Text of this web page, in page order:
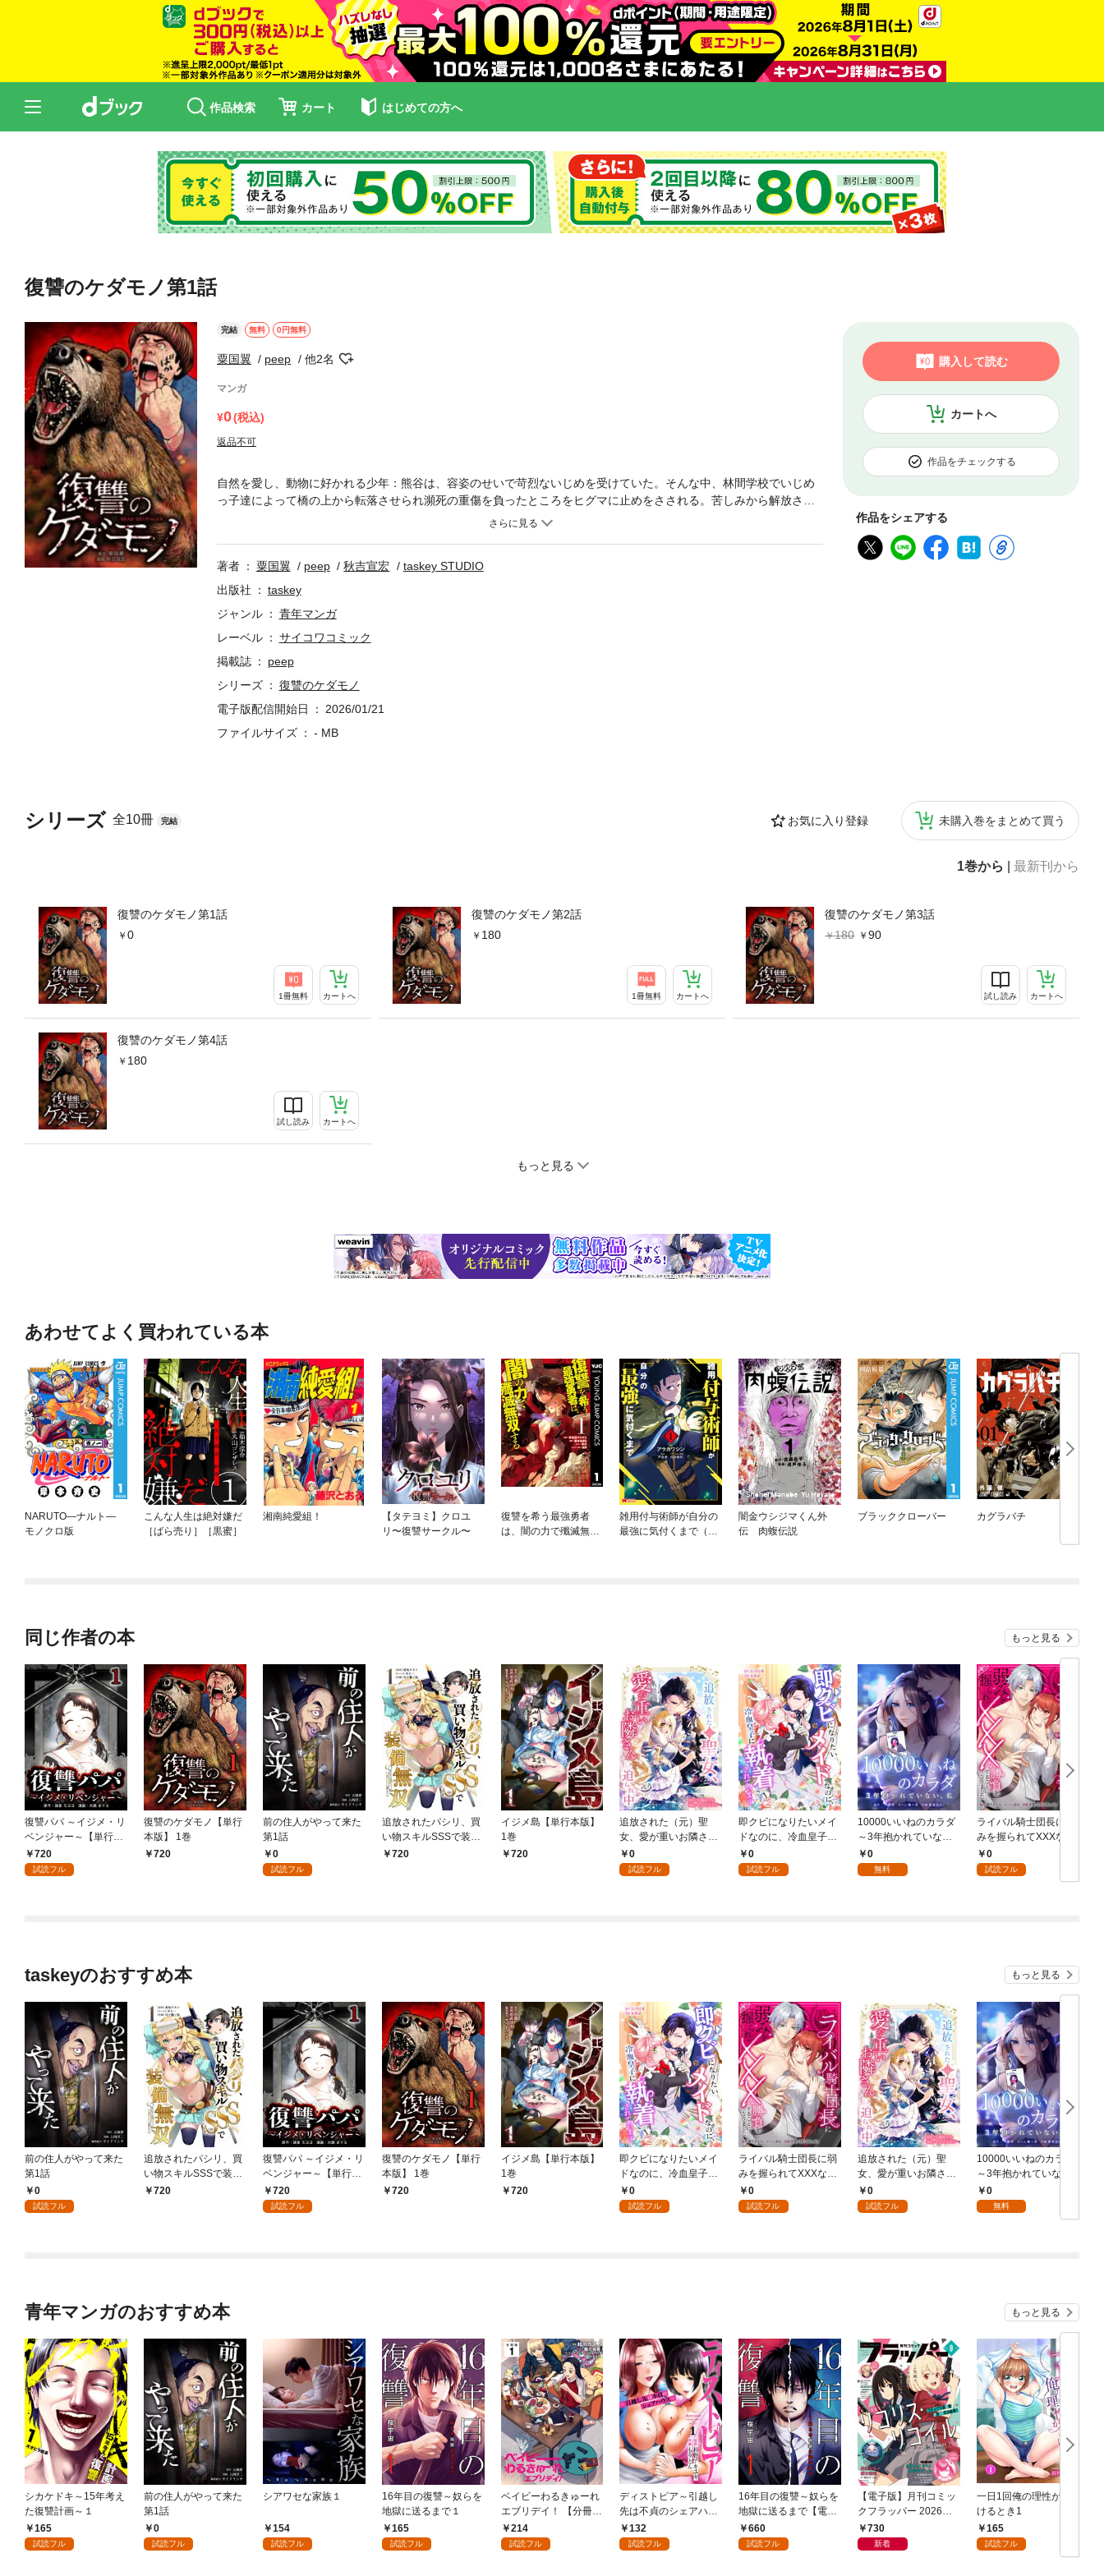
作品検索 カート はじめての方へ
復讐のケダモノ第1話
完結 無料 0円無料
粟国翼 peep 他2名
マンガ
0(税込)
返品不可
カートへ
購入して読む
作品をチェックする
作品をシェアする
シリーズ 全10冊 完結 お気に入り登録 未購入巻をまとめて買う
1巻から 最新刊から
復讐のケダモノ第1話
0
1冊無料 カートへ
復讐のケダモノ第2話
180
1冊無料 カートへ
復讐のケダモノ第3話
180
90
試し読み カートへ
復讐のケダモノ第4話
180
試し読み カートへ
もっと見る
自然を愛し、動物に好かれる少年：熊谷は、容姿のせいで苛烈ないじめを受けていた。そんな中、林間学校でいじめ
っ子達によって橋の上から転落させられ瀕死の重傷を負ったところをヒグマに止めをさされる。苦しみから解放され
た熊谷だったが、目覚めると自分を喰ったヒグマの仔に転生していた。熊として独り立ちした熊谷は、子熊と出会い
著者 粟国翼 peep 秋吉宣宏
taskey STUDIO
出版社
taskey
ジャンル
青年マンガ
レーベル
サイコワコミック
掲載誌
peep
シリーズ
復讐のケダモノ
電子版配信開始日
2026/01/21
ファイルサイズ
- MB
あわせてよく買われている本
NARUTO—ナルト—
モノクロ版
こんな人生は絶対嫌だ
［ばら売り］［黒蜜］
湘南純愛組！
【タテヨミ】クロユ
リ〜復讐サークル〜
復讐を希う最強勇者
は、闇の力で殲滅無双
雑用付与術師が自分の
最強に気付くまで（コ
闇金ウシジマくん外
伝 肉蝮伝説
ブラッククローバー カグラバチ
同じ作者の本 もっと見る
復讐パパ ～イジメ・リ
ベンジャー～【単行本
版】 1巻
720
試読フル
復讐のケダモノ【単行
本版】 1巻
720
前の住人がやって来た
第1話
0
試読フル
追放されたパシリ、買
い物スキルSSSで装備
無双 ～買ったモノを
720
イジメ島【単行本版】
1巻
720
追放された（元）聖
女、愛が重いお隣さん
に迫られ中第1話
0
試読フル
即クビになりたいメイ
ドなのに、冷血皇子に
執着されています第1
話
0
試読フル
10000いいねのカラダ
～3年抱かれていな
い、私～第1話
0
無料
ライバル騎士団長に弱
みを握られてXXXな勝
負をすることになりま
した第1話
0
試読フル
taskeyのおすすめ本 もっと見る
前の住人がやって来た
第1話
0
試読フル
追放されたパシリ、買
い物スキルSSSで装備
無双 ～買ったモノを
720
復讐パパ ～イジメ・リ
ベンジャー～【単行本
版】 1巻
720
試読フル
復讐のケダモノ【単行
本版】 1巻
720
イジメ島【単行本版】
1巻
720
即クビになりたいメイ
ドなのに、冷血皇子に
執着されています第1
話
0
試読フル
ライバル騎士団長に弱
みを握られてXXXな勝
負をすることになりま
した第1話
0
試読フル
追放された（元）聖
女、愛が重いお隣さん
に迫られ中第1話
0
試読フル
10000いいねのカラダ
～3年抱かれていな
い、私～第1話
0
無料
青年マンガのおすすめ本 もっと見る
シカケドキ～15年考え
た復讐計画～１
165
試読フル
前の住人がやって来た
第1話
0
試読フル
シアワセな家族１
154
試読フル
16年目の復讐～奴らを
地獄に送るまで１
165
試読フル
ベイビーわるきゅーれ
エブリデイ！ 【分冊
版】 1
214
試読フル
ディストピア～引越し
先は不貞のシェアハウ
ス～１
132
試読フル
16年目の復讐～奴らを
地獄に送るまで【電子
単行本版】１
660
試読フル
【電子版】月刊コミッ
クフラッパー 2026年9
月号730
新着
一日1回俺の理性が負
けるとき1
165
試読フル